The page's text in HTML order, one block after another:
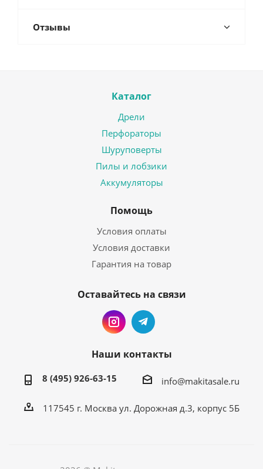
Отзывы
Каталог
Дрели
Перфораторы
Шуруповерты
Пилы и лобзики
Аккумуляторы
Помощь
Условия оплаты
Условия доставки
Гарантия на товар
Оставайтесь на связи
Наши контакты
8 (495) 926-63-15 info@makitasale.ru
117545 г. Москва ул. Дорожная д.3, корпус 5Б